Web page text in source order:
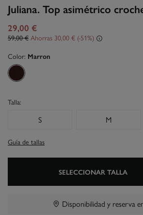
Juliana. Top asimétrico
29,00 €
59,00 € Ahorras 30,00 € 51
Color: Marron
Talla:
S M
Guía de tallas
SELECCIONAR TALLA
Disponibilidad y reserva